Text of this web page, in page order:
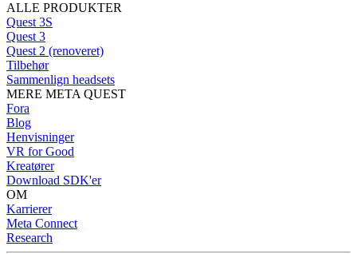
ALLE PRODUKTER
Quest 3S
Quest 3
Quest 2 (renoveret)
Tilbehør
Sammenlign headsets
MERE META QUEST
Fora
Blog
Henvisninger
VR for Good
Kreatører
Download SDK'er
OM
Karrierer
Meta Connect
Research